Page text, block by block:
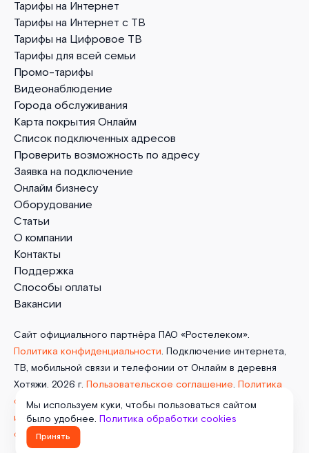
Тарифы на Интернет
Тарифы на Интернет с ТВ
Тарифы на Цифровое ТВ
Тарифы для всей семьи
Промо-тарифы
Видеонаблюдение
Города обслуживания
Карта покрытия Онлайм
Список подключенных адресов
Проверить возможность по адресу
Заявка на подключение
Онлайм бизнесу
Оборудование
Статьи
О компании
Контакты
Поддержка
Способы оплаты
Вакансии
Сайт официального партнёра ПАО «Ростелеком».
Политика конфиденциальности. Подключение интернета,
ТВ, мобильной связи и телефонии от Онлайм в деревня
Хотяжи. 2026 г. Пользовательское соглашение. Политика
обработки cookies. Отписаться от получения
информационных рассылок от данного ресурса можно на
странице.
Мы используем куки, чтобы пользоваться сайтом
было удобнее.Политика обработки cookies
Принять